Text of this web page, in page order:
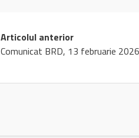
Articolul anterior
Comunicat BRD, 13 februarie 2026